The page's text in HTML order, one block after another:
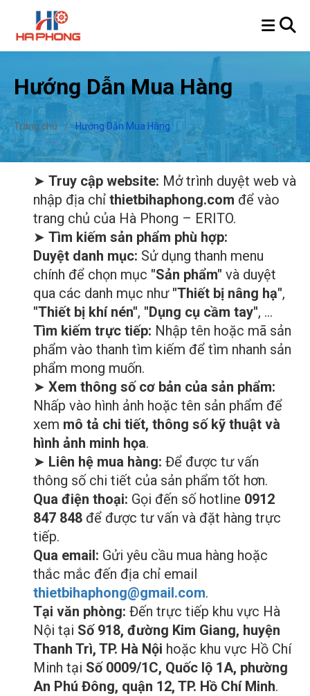
Hướng Dẫn Mua Hàng
Trang chủ / Hướng Dẫn Mua Hàng
➤ Truy cập website: Mở trình duyệt web và
nhập địa chỉ thietbihaphong.com để vào
trang chủ của Hà Phong – ERITO.
➤ Tìm kiếm sản phẩm phù hợp:
Duyệt danh mục: Sử dụng thanh menu
chính để chọn mục "Sản phẩm" và duyệt
qua các danh mục như "Thiết bị nâng hạ",
"Thiết bị khí nén", "Dụng cụ cầm tay", …
Tìm kiếm trực tiếp: Nhập tên hoặc mã sản
phẩm vào thanh tìm kiếm để tìm nhanh sản
phẩm mong muốn.
➤ Xem thông số cơ bản của sản phẩm:
Nhấp vào hình ảnh hoặc tên sản phẩm để
xem mô tả chi tiết, thông số kỹ thuật và
hình ảnh minh họa.
➤ Liên hệ mua hàng: Để được tư vấn
thông số chi tiết của sản phẩm tốt hơn.
Qua điện thoại: Gọi đến số hotline 0912
847 848 để được tư vấn và đặt hàng trực
tiếp.
Qua email: Gửi yêu cầu mua hàng hoặc
thắc mắc đến địa chỉ email
thietbihaphong@gmail.com.
Tại văn phòng: Đến trực tiếp khu vực Hà
Nội tại Số 918, đường Kim Giang, huyện
Thanh Trì, TP. Hà Nội hoặc khu vực Hồ Chí
Minh tại Số 0009/1C, Quốc lộ 1A, phường
An Phú Đông, quận 12, TP. Hồ Chí Minh.